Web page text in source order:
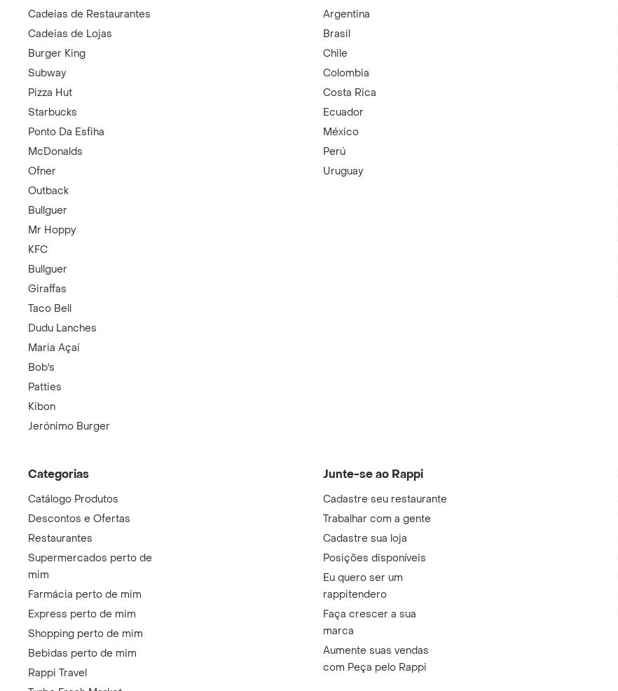
Cadeias de Restaurantes
Cadeias de Lojas
Burger King
Subway
Pizza Hut
Starbucks
Ponto Da Esfiha
McDonalds
Ofner
Outback
Bullguer
Mr Hoppy
KFC
Bullguer
Giraffas
Taco Bell
Dudu Lanches
Maria Açaí
Bob's
Patties
Kibon
Jerónimo Burger
Argentina
Brasil
Chile
Colombia
Costa Rica
Ecuador
México
Perú
Uruguay
Categorias
Catálogo Produtos
Descontos e Ofertas
Restaurantes
Supermercados perto de
mim
Farmácia perto de mim
Express perto de mim
Shopping perto de mim
Bebidas perto de mim
Rappi Travel
Junte-se ao Rappi
Cadastre seu restaurante
Trabalhar com a gente
Cadastre sua loja
Posições disponíveis
Eu quero ser um
rappitendero
Faça crescer a sua
marca
Aumente suas vendas
com Peça pelo Rappi